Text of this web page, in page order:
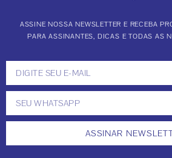
ASSINE NOSSA NEWSLETTER E RECEBA
PARA ASSINANTES, DICAS E TODAS AS
ASSINAR